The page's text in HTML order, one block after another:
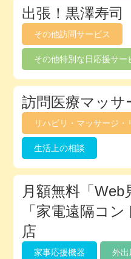
出張！黒澤寿司
その他訪問サービス
その他特別な日応援サー
訪問医療マッサ
リハビリ・マッサージ・
生活上の相談
月額無料「Web
「家電遠隔コ
店
家事応援機器 外出